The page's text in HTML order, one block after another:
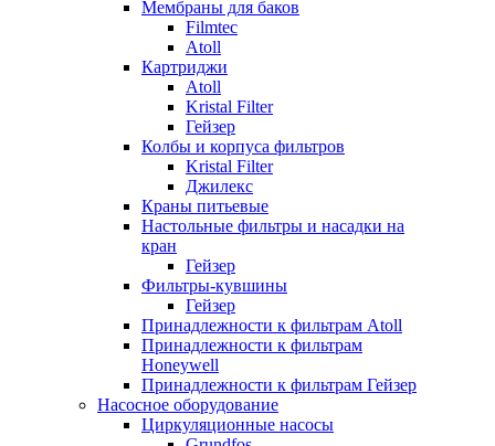
Мембраны для баков
Filmtec
Atoll
Картриджи
Atoll
Kristal Filter
Гейзер
Колбы и корпуса фильтров
Kristal Filter
Джилекс
Краны питьевые
Настольные фильтры и насадки на
кран
Гейзер
Фильтры-кувшины
Гейзер
Принадлежности к фильтрам Atoll
Принадлежности к фильтрам
Honeywell
Принадлежности к фильтрам Гейзер
Насосное оборудование
Циркуляционные насосы